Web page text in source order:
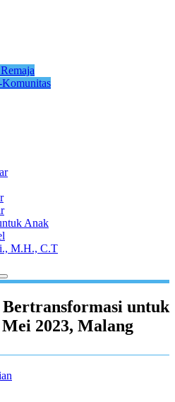
Anak
M.H., C.T
untuk
2023, Malang